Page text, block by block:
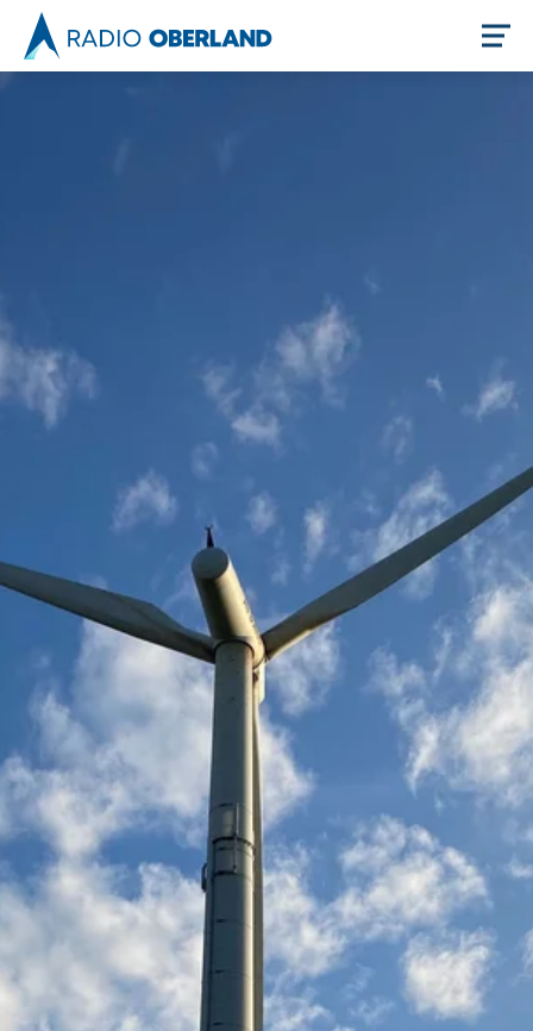
Stellenangebote
Das geheime Geräusch
Wandern
Fotobox
Amphibienschutz
Team
Programm
Service
Nachgehört
Podcast
Newsletter
Zeit fürs Oberland
Handwerker